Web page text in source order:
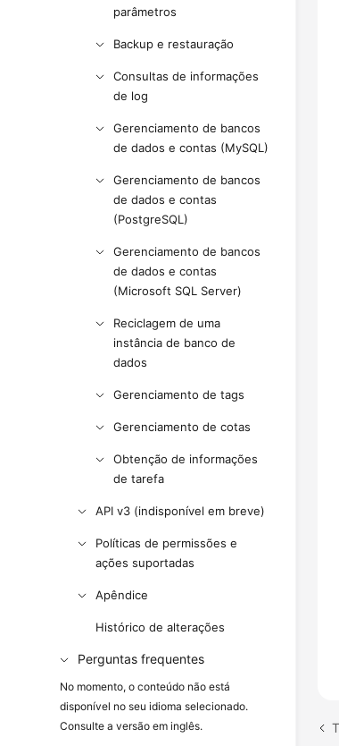
parâmetros
Backup e restauração
Consultas de informações
de log
Gerenciamento de bancos
de dados e contas (MySQL)
Gerenciamento de bancos
de dados e contas
(PostgreSQL)
Gerenciamento de bancos
de dados e contas
(Microsoft SQL Server)
Reciclagem de uma
instância de banco de
dados
Gerenciamento de tags
Gerenciamento de cotas
Obtenção de informações
de tarefa
API v3 (indisponível em breve)
Políticas de permissões e
ações suportadas
Apêndice
Histórico de alterações
Perguntas frequentes
No momento, o conteúdo não está
disponível no seu idioma selecionado.
Consulte a versão em inglês.